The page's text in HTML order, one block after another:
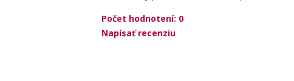
Počet hodnotení: 0
Napísať recenziu